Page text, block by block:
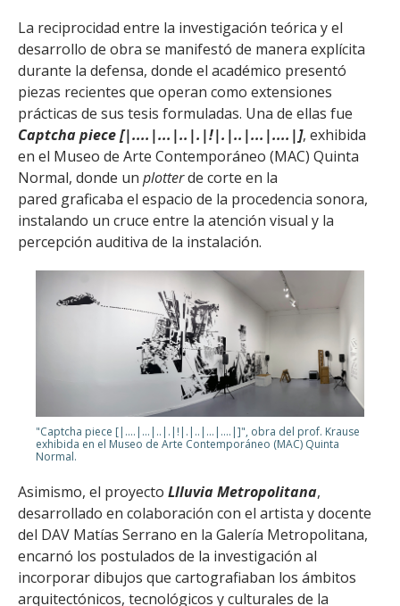
La reciprocidad entre la investigación teórica y el
desarrollo de obra se manifestó de manera explícita
durante la defensa, donde el académico presentó
piezas recientes que operan como extensiones
prácticas de sus tesis formuladas. Una de ellas fue
Captcha piece [|....|...|..|.|!|.|..|...|....|], exhibida
en el Museo de Arte Contemporáneo (MAC) Quinta
Normal, donde un plotterde corte en la
pared graficaba el espacio de la procedencia sonora,
instalando un cruce entre la atención visual y la
percepción auditiva de la instalación.
"Captcha piece [|....|...|..|.|!|.|..|...|....|]", obra del prof. Krause
exhibida en el Museo de Arte Contemporáneo (MAC) Quinta
Normal.
Asimismo, el proyecto Llluvia Metropolitana,
desarrollado en colaboración con el artista y docente
del DAV Matías Serrano en la Galería Metropolitana,
encarnó los postulados de la investigación al
incorporar dibujos que cartografiaban los ámbitos
arquitectónicos, tecnológicos y culturales de la